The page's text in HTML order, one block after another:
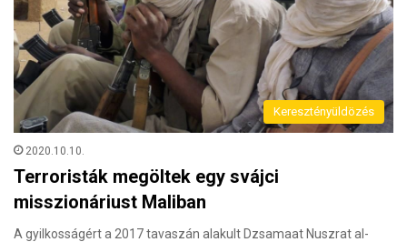
Keresztényüldözés
2020.10.10.
Terroristák megöltek egy svájci
misszionáriust Maliban
A gyilkosságért a 2017 tavaszán alakult Dzsamaat Nuszrat al-